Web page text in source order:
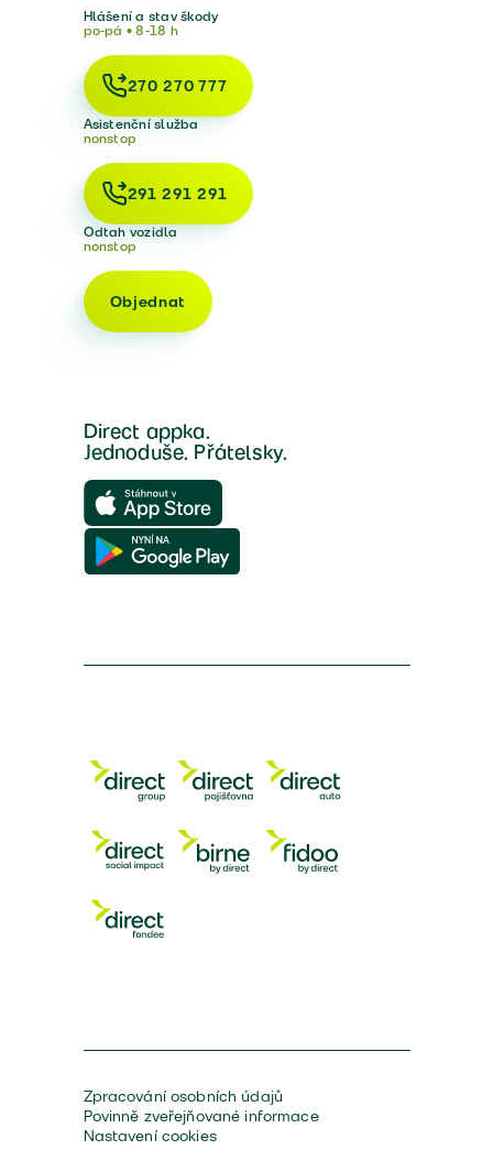
Hlášení a stav škody
po-pá • 8-18 h
270 270 777
Asistenční služba
nonstop
291 291 291
Odtah vozidla
nonstop
Objednat
Direct appka.
Jednoduše. Přátelsky.
Zpracování osobních údajů
Povinně zveřejňované informace
Nastavení cookies